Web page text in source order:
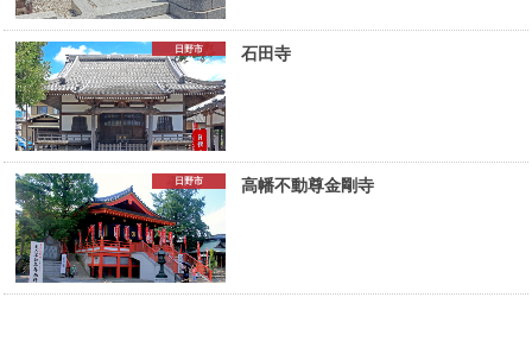
日野市 石田寺
日野市 高幡不動尊金剛寺